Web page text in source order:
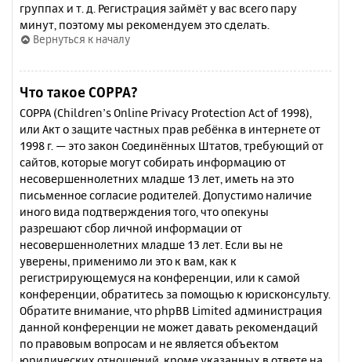
группах и т. д. Регистрация займёт у вас всего пару
минут, поэтому мы рекомендуем это сделать.
Вернуться к началу
Что такое COPPA?
COPPA (Children’s Online Privacy Protection Act of 1998),
или Акт о защите частных прав ребёнка в интернете от
1998 г. — это закон Соединённых Штатов, требующий от
сайтов, которые могут собирать информацию от
несовершеннолетних младше 13 лет, иметь на это
письменное согласие родителей. Допустимо наличие
иного вида подтверждения того, что опекуны
разрешают сбор личной информации от
несовершеннолетних младше 13 лет. Если вы не
уверены, применимо ли это к вам, как к
регистрирующемуся на конференции, или к самой
конференции, обратитесь за помощью к юрисконсульту.
Обратите внимание, что phpBB Limited администрация
данной конференции не может давать рекомендаций
по правовым вопросам и не является объектом